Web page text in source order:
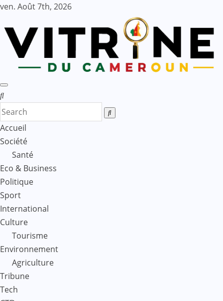
Skip
content
ven. Août 7th, 2026
Accueil
Société
Santé
Eco & Business
Politique
Sport
International
Culture
Tourisme
Environnement
Agriculture
Tribune
Tech